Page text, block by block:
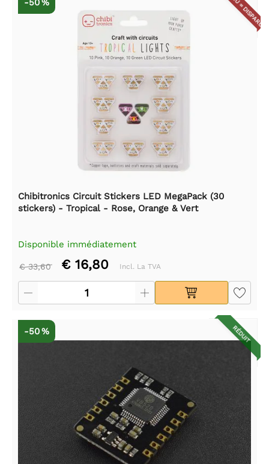
-50 %
Chibitronics Circuit Stickers LED MegaPack (30
stickers) - Tropical - Rose, Orange & Vert
Disponible immédiatement
€ 33,60 € 16,80 Incl. La TVA
RÉDUIT
-50 %